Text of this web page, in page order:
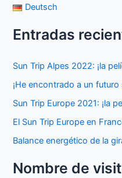
Deutsch
Entradas
Sun Trip Alpes 2022: ¡la
¡He encontrado a un futuro
Sun Trip Europe 2021: ¡la
El Sun Trip Europe en
Balance energético de la
Nombre de